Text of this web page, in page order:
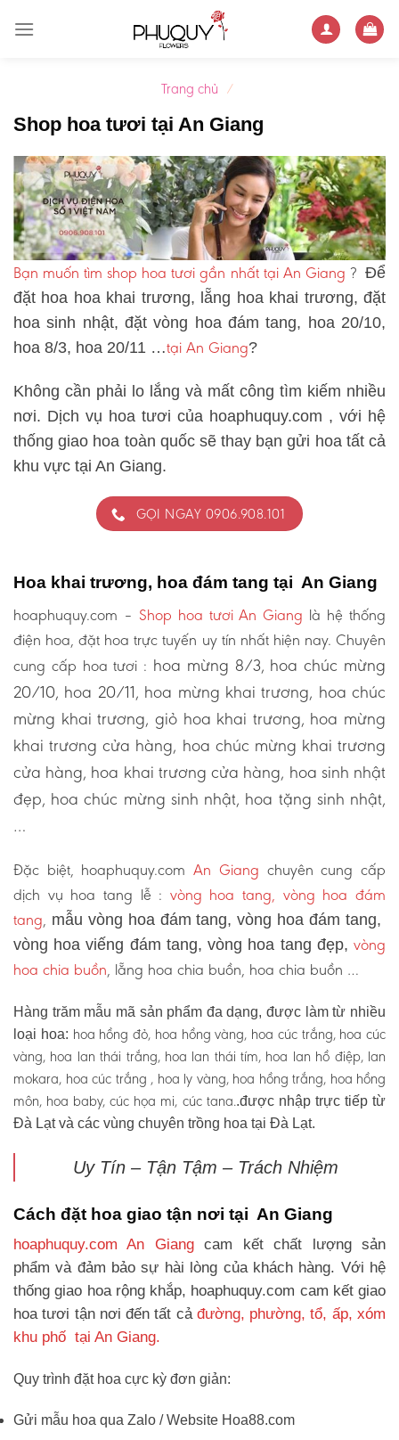
Trang chủ /
Shop hoa tươi tại An Giang
Bạn muốn tìm shop hoa tươi gần nhất tại An Giang ?Để
đặt hoa hoa khai trương, lẵng hoa khai trương, đặt
hoa sinh nhật, đặt vòng hoa đám tang, hoa 20/10,
hoa 8/3, hoa 20/11 …tại An Giang?
Không cần phải lo lắng và mất công tìm kiếm nhiều
nơi. Dịch vụ hoa tươi của hoaphuquy.com , với hệ
thống giao hoa toàn quốc sẽ thay bạn gửi hoa tất cả
khu vực tại An Giang.
GỌI NGAY 0906.908.101
Hoa khai trương, hoa đám tang tại An Giang
hoaphuquy.com – Shop hoa tươi An Giang là hệ thống
điện hoa, đặt hoa trực tuyến uy tín nhất hiện nay. Chuyên
cung cấp hoa tươi : hoa mừng 8/3, hoa chúc mừng
20/10, hoa 20/11, hoa mừng khai trương, hoa chúc
mừng khai trương, giỏ hoa khai trương, hoa mừng
khai trương cửa hàng, hoa chúc mừng khai trương
cửa hàng, hoa khai trương cửa hàng, hoa sinh nhật
đẹp, hoa chúc mừng sinh nhật, hoa tặng sinh nhật,
…
Đặc biệt, hoaphuquy.com An Giang chuyên cung cấp
dịch vụ hoa tang lễ : vòng hoa tang, vòng hoa đám
tang, mẫu vòng hoa đám tang, vòng hoa đám tang,
vòng hoa viếng đám tang, vòng hoa tang đẹp, vòng
hoa chia buồn, lẵng hoa chia buồn, hoa chia buồn …
Hàng trăm mẫu mã sản phẩm đa dạng, được làm từ nhiều
loại hoa: hoa hồng đỏ, hoa hồng vàng, hoa cúc trắng, hoa cúc
vàng, hoa lan thái trắng, hoa lan thái tím, hoa lan hồ điệp, lan
mokara, hoa cúc trắng , hoa ly vàng, hoa hồng trắng, hoa hồng
môn, hoa baby, cúc họa mi, cúc tana..được nhập trực tiếp từ
Đà Lạt và các vùng chuyên trồng hoa tại Đà Lạt.
Uy Tín – Tận Tậm – Trách Nhiệm
Cách đặt hoa giao tận nơi tại An Giang
hoaphuquy.com An Giangcam kết chất lượng sản
phẩm và đảm bảo sự hài lòng của khách hàng. Với hệ
thống giao hoa rộng khắp, hoaphuquy.com cam kết giao
hoa tươi tận nơi đến tất cả đường, phường, tổ, ấp, xóm
khu phố tại An Giang.
Quy trình đặt hoa cực kỳ đơn giản:
Gửi mẫu hoa qua Zalo / Website Hoa88.com